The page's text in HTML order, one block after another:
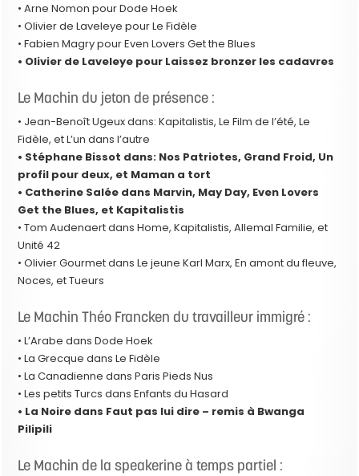
• Arne Nomon pour Dode Hoek
• Olivier de Laveleye pour Le Fidèle
• Fabien Magry pour Even Lovers Get the Blues
• Olivier de Laveleye pour Laissez bronzer les cadavres
Le Machin du jeton de présence :
• Jean-Benoît Ugeux dans: Kapitalistis, Le Film de l’été, Le
Fidèle, et L’un dans l’autre
• Stéphane Bissot dans: Nos Patriotes, Grand Froid, Un
profil pour deux, et Maman a tort
• Catherine Salée dans Marvin, May Day, Even Lovers
Get the Blues, et Kapitalistis
• Tom Audenaert dans Home, Kapitalistis, Allemal Familie, et
Unité 42
• Olivier Gourmet dans Le jeune Karl Marx, En amont du fleuve,
Noces, et Tueurs
Le Machin Théo Francken du travailleur immigré :
• L’Arabe dans Dode Hoek
• La Grecque dans Le Fidèle
• La Canadienne dans Paris Pieds Nus
• Les petits Turcs dans Enfants du Hasard
• La Noire dans Faut pas lui dire – remis à Bwanga
Pilipili
Le Machin de la speakerine à temps partiel :